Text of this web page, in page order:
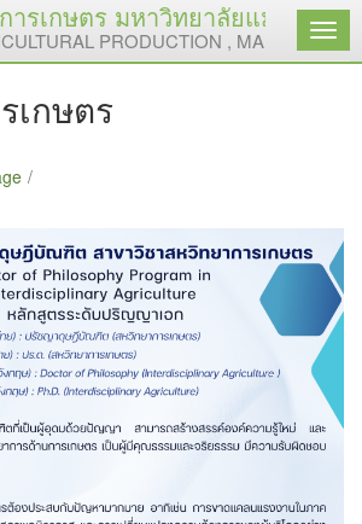
รเกษตร มหาวิทยาลัยแม่โจ้
PRODUCTION , MAEJO เมนู
เกษตร